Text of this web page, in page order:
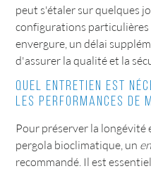
peut s'étaler sur quelques
configurations particulières
envergure, un délai
d'assurer la qualité et la
Quel entretien est
les performances de
Pour préserver la longévité
pergola bioclimatique, un
recommandé. Il est